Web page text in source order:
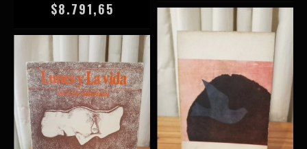
$8.791,65